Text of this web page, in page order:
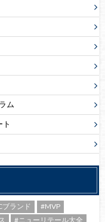
ム
ブランド
#MVP
#ニューリテール大全